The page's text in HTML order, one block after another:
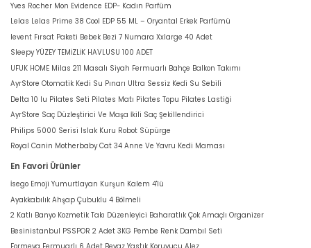
Yves Rocher Mon Evidence EDP- Kadın Parfüm
Lelas Lelas Prime 38 Cool EDP 55 ML – Oryantal Erkek Parfümü
levent Fırsat Paketi Bebek Bezi 7 Numara Xxlarge 40 Adet
Sleepy YÜZEY TEMİZLİK HAVLUSU 100 ADET
UFUK HOME Milas 211 Masalı Siyah Fermuarlı Bahçe Balkon Takımı
AyrStore Otomatik Kedi Su Pınarı Ultra Sessiz Kedi Su Sebili
Delta 10 lu Pilates Seti Pilates Matı Pilates Topu Pilates Lastiği
AyrStore Saç Düzleştirici Ve Maşa İkili Saç Şekillendirici
Philips 5000 Serisi Islak Kuru Robot Süpürge
Royal Canin Motherbaby Cat 34 Anne Ve Yavru Kedi Maması
En Favori Ürünler
İsego Emoji Yumurtlayan Kurşun Kalem 4'lü
Ayakkabılık Ahşap Çubuklu 4 Bölmeli
2 Katlı Banyo Kozmetik Takı Düzenleyici Baharatlık Çok Amaçlı Organizer
Besinistanbul PSSPOR 2 Adet 3KG Pembe Renk Dambıl Seti